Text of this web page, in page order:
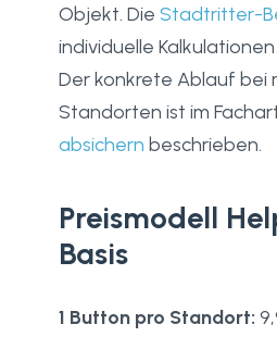
Objekt. Die Stadtritter-
individuelle
Der konkrete Ablauf bei
Standorten ist im
absichern beschrieben.
Preismodell
Basis
1 Button pro Standort: